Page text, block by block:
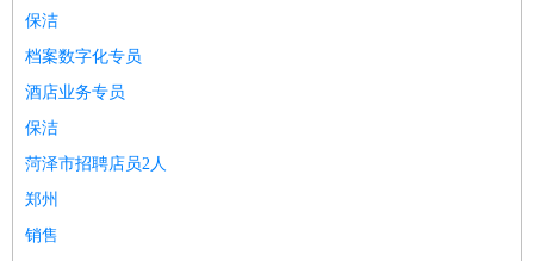
保洁
档案数字化专员
酒店业务专员
保洁
菏泽市招聘店员2人
郑州
销售